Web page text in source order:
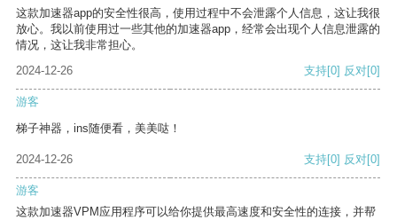
这款加速器app的安全性很高，使用过程中不会泄露个人信息，这让我很
放心。我以前使用过一些其他的加速器app，经常会出现个人信息泄露的
情况，这让我非常担心。
2024-12-26
支持[0] 反对[0]
游客
梯子神器，ins随便看，美美哒！
2024-12-26 支持[0] 反对[0]
游客
这款加速器VPM应用程序可以给你提供最高速度和安全性的连接，并帮